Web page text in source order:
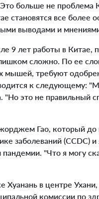
больше не проблема
становятся все более
выводами и
9 лет работы в Китае,
сложно. По ее
мышей, требуют
к следующему:
это не правильный
Гао, который до
заболеваний (CCDC)
"Что я могу
в центре Ухани,
комиссии по